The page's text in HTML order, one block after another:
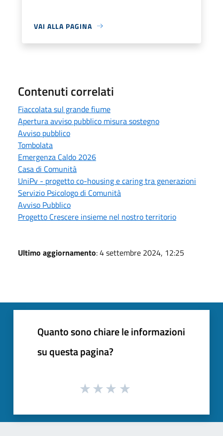
VAI ALLA PAGINA
Contenuti correlati
Fiaccolata sul grande fiume
Apertura avviso pubblico misura sostegno
Avviso pubblico
Tombolata
Emergenza Caldo 2026
Casa di Comunità
UniPv - progetto co-housing e caring tra generazioni
Servizio Psicologo di Comunità
Avviso Pubblico
Progetto Crescere insieme nel nostro territorio
Ultimo aggiornamento: 4 settembre 2024, 12:25
Quanto sono chiare le informazioni
su questa pagina?